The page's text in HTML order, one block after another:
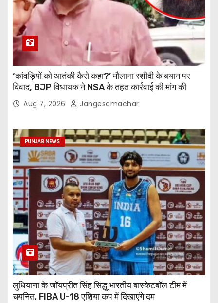
‘कांवड़ियों को आतंकी कैसे कहा?’ मौलाना रशीदी के बयान पर
विवाद, BJP विधायक ने NSA के तहत कार्रवाई की मांग की
Aug 7, 2026 Jangesamachar
PUNJAB NEWS
लुधियाना के जॉयप्रीत सिंह सिद्धू भारतीय बास्केटबॉल टीम में
चयनित, FIBA U-18 एशिया कप में दिखाएंगे दम